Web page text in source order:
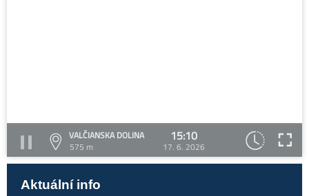
VALČIANSKA DOLINA
575 m
15:10
17. 6. 2026
Aktuální info